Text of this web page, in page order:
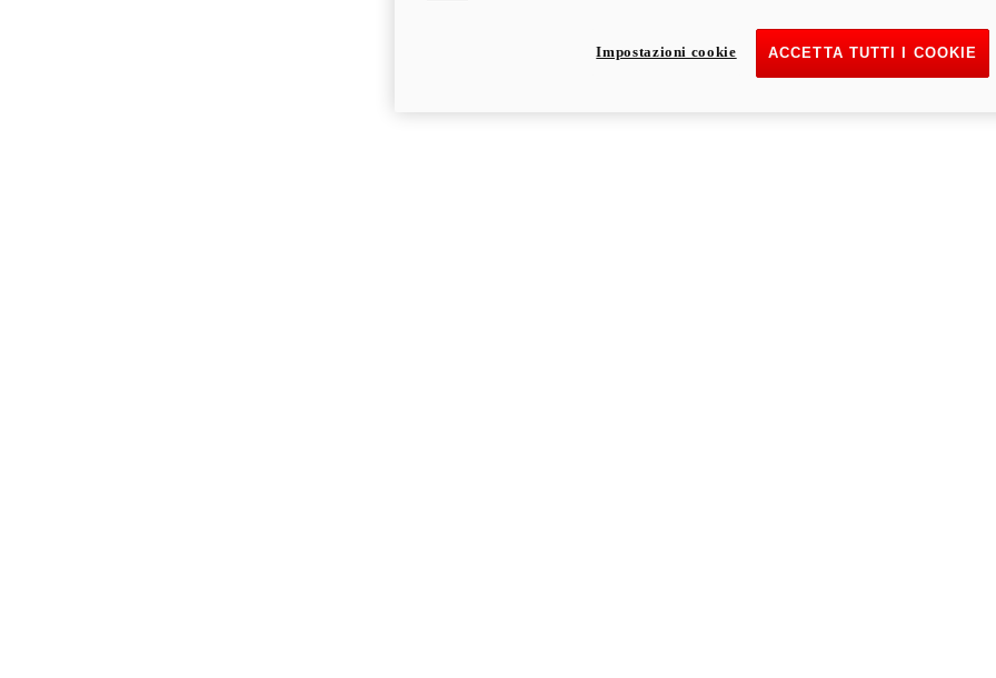
ACCETTA TUTTI I COOKIE
Impostazioni cookie